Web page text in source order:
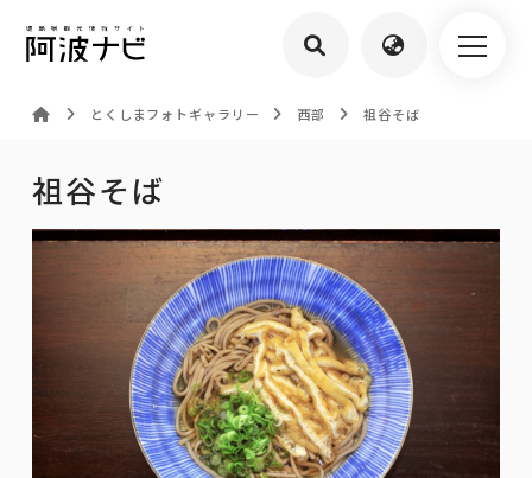
とくしまフォトギャラリー 西部 祖谷そば
祖谷そば